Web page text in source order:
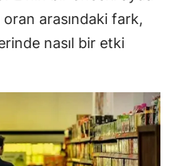
oran arasındaki fark,
nasıl bir etki